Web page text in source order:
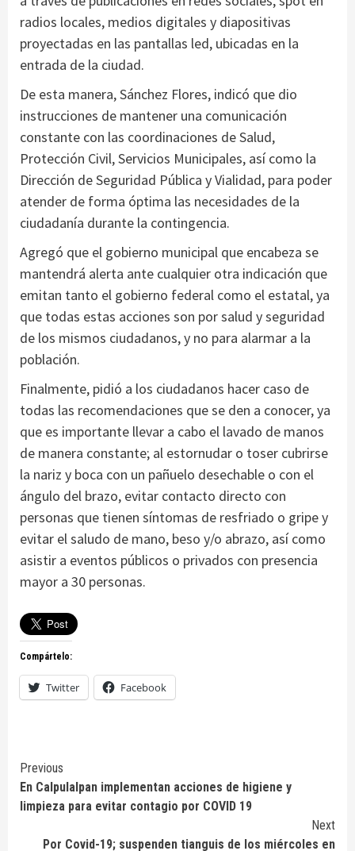
radios locales, medios digitales y diapositivas
proyectadas en las pantallas led, ubicadas en la
entrada de la ciudad.
De esta manera, Sánchez Flores, indicó que dio
instrucciones de mantener una comunicación
constante con las coordinaciones de Salud,
Protección Civil, Servicios Municipales, así como la
Dirección de Seguridad Pública y Vialidad, para poder
atender de forma óptima las necesidades de la
ciudadanía durante la contingencia.
Agregó que el gobierno municipal que encabeza se
mantendrá alerta ante cualquier otra indicación que
emitan tanto el gobierno federal como el estatal, ya
que todas estas acciones son por salud y seguridad
de los mismos ciudadanos, y no para alarmar a la
población.
Finalmente, pidió a los ciudadanos hacer caso de
todas las recomendaciones que se den a conocer, ya
que es importante llevar a cabo el lavado de manos
de manera constante; al estornudar o toser cubrirse
la nariz y boca con un pañuelo desechable o con el
ángulo del brazo, evitar contacto directo con
personas que tienen síntomas de resfriado o gripe y
evitar el saludo de mano, beso y/o abrazo, así como
asistir a eventos públicos o privados con presencia
mayor a 30 personas.
Compártelo:
Twitter Facebook
Continue
Reading
Previous
En Calpulalpan implementan acciones de higiene y
limpieza para evitar contagio por COVID 19
Next
Por Covid-19; suspenden tianguis de los miércoles en